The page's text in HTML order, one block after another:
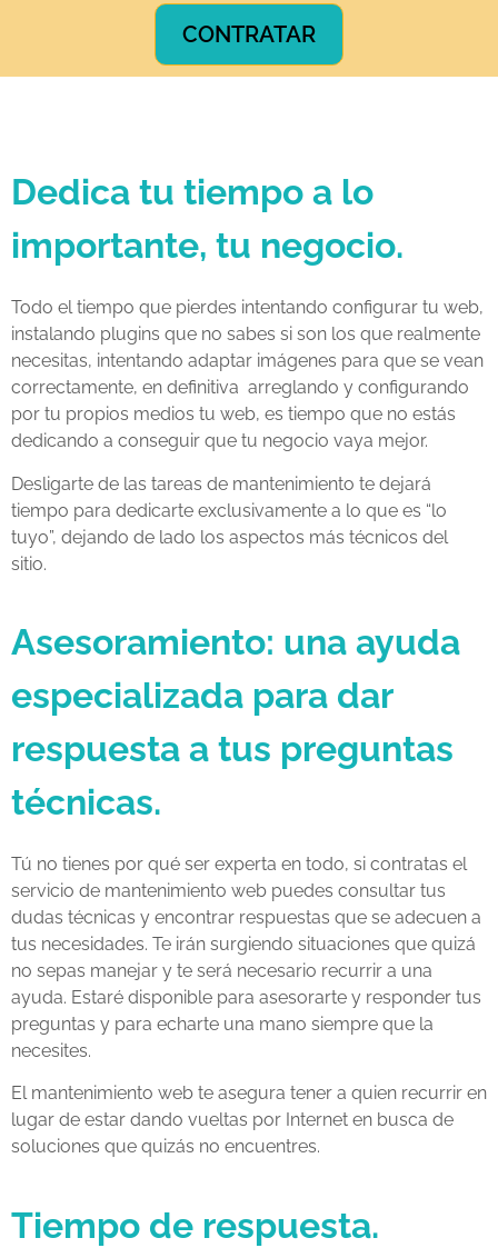
CONTRATAR
Dedica tu tiempo a lo
importante, tu negocio.
Todo el tiempo que pierdes intentando configurar tu web,
instalando plugins que no sabes si son los que realmente
necesitas, intentando adaptar imágenes para que se vean
correctamente, en definitiva arreglando y configurando
por tu propios medios tu web, es tiempo que no estás
dedicando a conseguir que tu negocio vaya mejor.
Desligarte de las tareas de mantenimiento te dejará
tiempo para dedicarte exclusivamente a lo que es “lo
tuyo”, dejando de lado los aspectos más técnicos del
sitio.
Asesoramiento: una ayuda
especializada para dar
respuesta a tus preguntas
técnicas.
Tú no tienes por qué ser experta en todo, si contratas el
servicio de mantenimiento web puedes consultar tus
dudas técnicas y encontrar respuestas que se adecuen a
tus necesidades. Te irán surgiendo situaciones que quizá
no sepas manejar y te será necesario recurrir a una
ayuda. Estaré disponible para asesorarte y responder tus
preguntas y para echarte una mano siempre que la
necesites.
El mantenimiento web te asegura tener a quien recurrir en
lugar de estar dando vueltas por Internet en busca de
soluciones que quizás no encuentres.
Tiempo de respuesta.